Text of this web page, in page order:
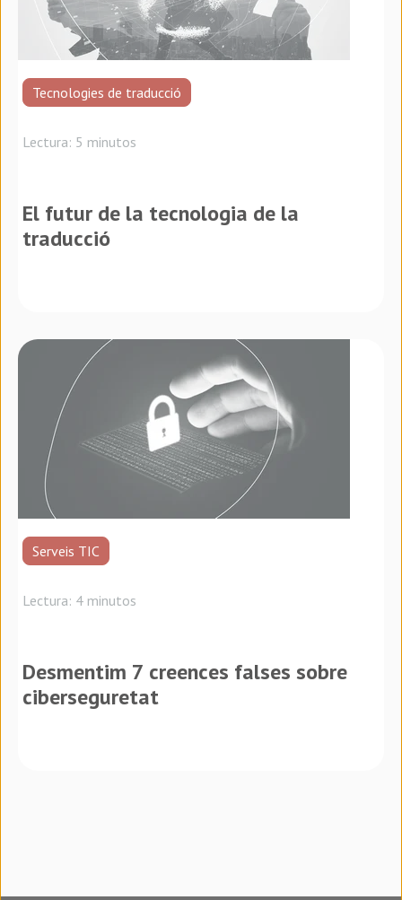
Tecnologies de traducció
Lectura: 5 minutos
El futur de la tecnologia de la
traducció
Serveis TIC
Lectura: 4 minutos
Desmentim 7 creences falses sobre
ciberseguretat